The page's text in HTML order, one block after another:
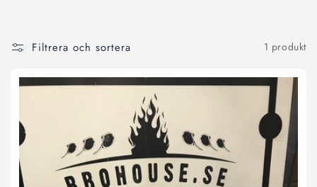
Filtrera och sortera 1 produkt